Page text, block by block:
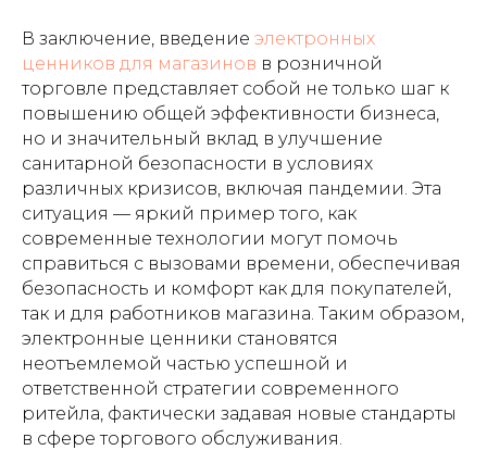
В заключение, введение электронных
ценников для магазинов в розничной
торговле представляет собой не только шаг к
повышению общей эффективности бизнеса,
но и значительный вклад в улучшение
санитарной безопасности в условиях
различных кризисов, включая пандемии. Эта
ситуация — яркий пример того, как
современные технологии могут помочь
справиться с вызовами времени, обеспечивая
безопасность и комфорт как для покупателей,
так и для работников магазина. Таким образом,
электронные ценники становятся
неотъемлемой частью успешной и
ответственной стратегии современного
ритейла, фактически задавая новые стандарты
в сфере торгового обслуживания.